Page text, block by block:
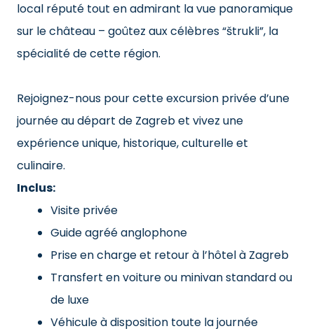
local réputé tout en admirant la vue panoramique
sur le château – goûtez aux célèbres “štrukli”, la
spécialité de cette région.
Rejoignez-nous pour cette excursion privée d’une
journée au départ de Zagreb et vivez une
expérience unique, historique, culturelle et
culinaire.
Inclus:
Visite privée
Guide agréé anglophone
Prise en charge et retour à l’hôtel à Zagreb
Transfert en voiture ou minivan standard ou
de luxe
Véhicule à disposition toute la journée